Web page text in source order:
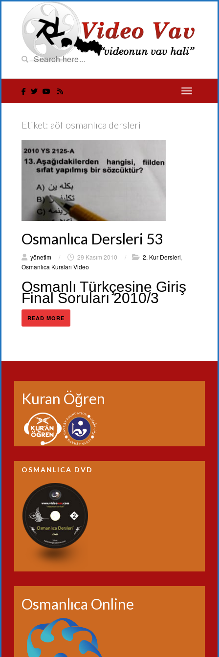
Etiket: aöf osmanlıca dersleri
Osmanlıca Dersleri 53
yönetim / 29 Kasım 2010 / 2. Kur Dersleri
Osmanlıca Kursları Video
Osmanlı Türkçesine Giriş
Final Soruları 2010/3
READ MORE
Kuran Öğren
OSMANLICA DVD
Osmanlıca Online